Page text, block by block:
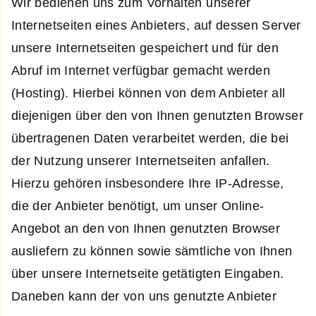
Wir bedienen uns zum Vorhalten unserer
Internetseiten eines Anbieters, auf dessen Server
unsere Internetseiten gespeichert und für den
Abruf im Internet verfügbar gemacht werden
(Hosting). Hierbei können von dem Anbieter all
diejenigen über den von Ihnen genutzten Browser
übertragenen Daten verarbeitet werden, die bei
der Nutzung unserer Internetseiten anfallen.
Hierzu gehören insbesondere Ihre IP-Adresse,
die der Anbieter benötigt, um unser Online-
Angebot an den von Ihnen genutzten Browser
ausliefern zu können sowie sämtliche von Ihnen
über unsere Internetseite getätigten Eingaben.
Daneben kann der von uns genutzte Anbieter